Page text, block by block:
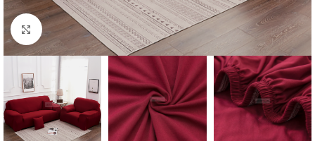
Κλικ για μεγέθυνση